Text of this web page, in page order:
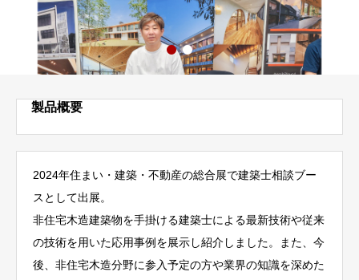
製品概要
2024年住まい・建築・不動産の総合展で建築士相談ブー
スとして出展。
非住宅木造建築物を手掛ける建築士による最新技術や従来
の技術を用いた応用事例を展示し紹介しました。また、今
後、非住宅木造分野に参入予定の方や業界の知識を深めた